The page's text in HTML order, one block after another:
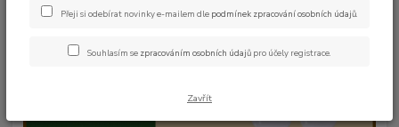
Teflonový ubrus 140x240cm -
bordo 11
Přeji si odebírat novinky e-mailem dle podmínek zpracování osobních údajů.
Souhlasím se zpracováním osobních údajů pro účely registrace.
Zavřít